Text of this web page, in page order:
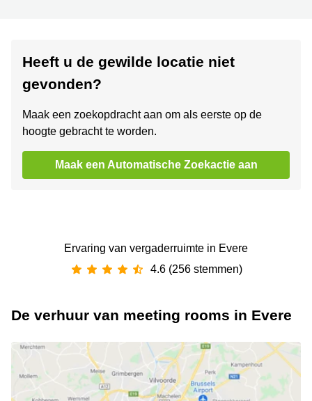
Heeft u de gewilde locatie niet
gevonden?
Maak een zoekopdracht aan om als eerste op de
hoogte gebracht te worden.
Maak een Automatische Zoekactie aan
Ervaring van ‪vergaderruimte‬ in Evere
4.6 (256 stemmen)
De verhuur van meeting rooms in Evere